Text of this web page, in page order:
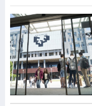
en el BEC para
diez años de vida de
programa de innovación
abierta desarrollado por
Gobierno vasco y SPRI,
bajo el formato del
tradicional Demo Day. El
encuentro presentó los
proyectos desarrollados